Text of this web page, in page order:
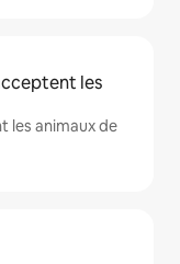
les
les animaux de